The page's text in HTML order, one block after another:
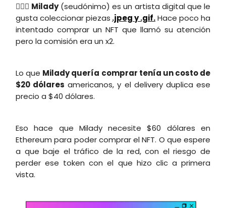
🕵🏽‍♂️ Milady(seudónimo) es un artista digital que le
gusta coleccionar piezas .jpeg y .gif.Hace poco ha
intentado comprar un NFT que llamó su atención
pero la comisión era un x2.
Lo que Milady quería comprar tenía un costo de
$20 dólares americanos, y el delivery duplica ese
precio a $40 dólares.
Eso hace que Milady necesite $60 dólares en
Ethereum para poder comprar el NFT. O que espere
a que baje el tráfico de la red, con el riesgo de
perder ese token con el que hizo clic a primera
vista.